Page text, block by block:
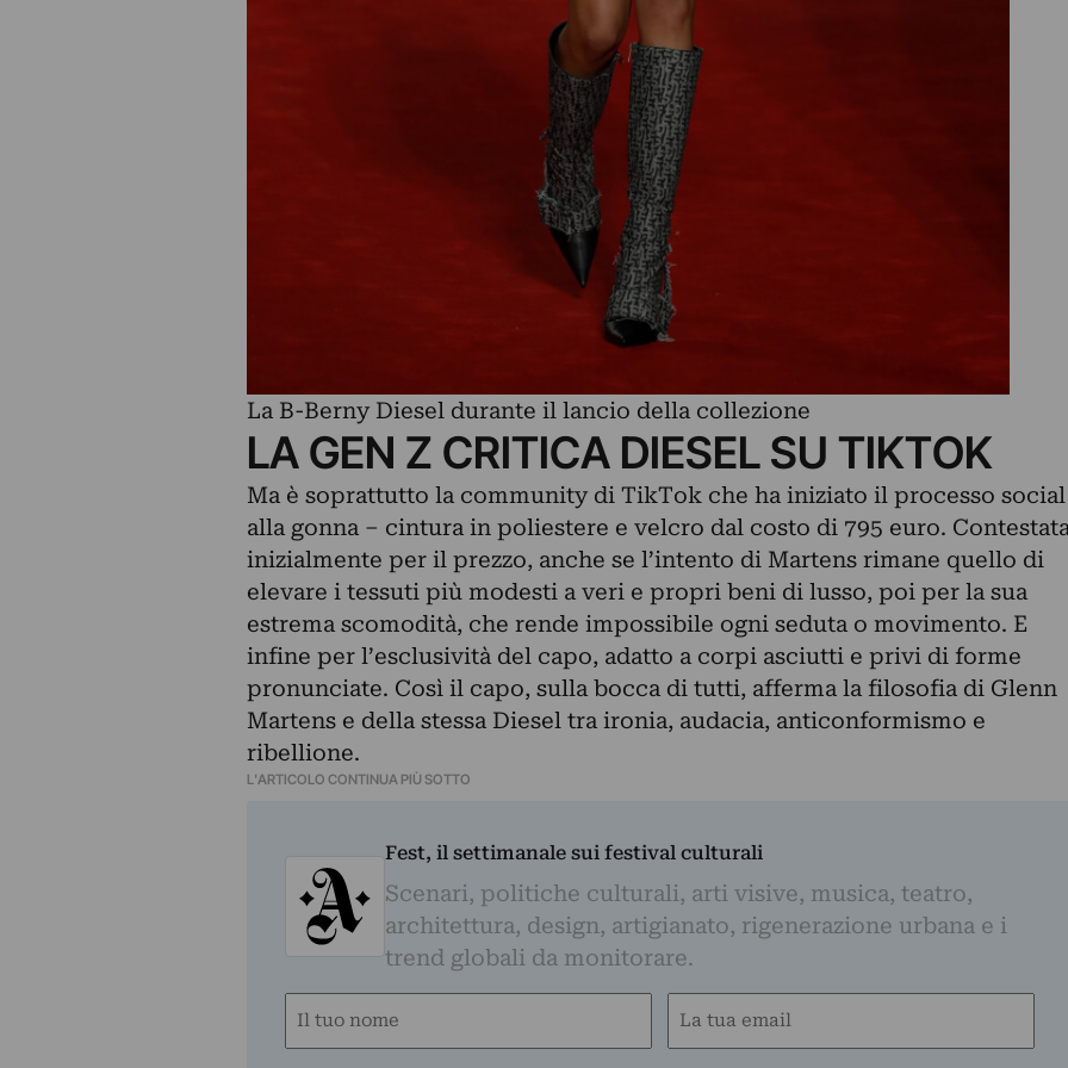
La B-Berny Diesel durante il lancio della collezione
LA GEN Z CRITICA DIESEL SU TIKTOK
Ma è soprattutto la community di TikTok che ha iniziato il processo social
alla gonna – cintura in poliestere e velcro dal costo di 795 euro.
inizialmente per il prezzo, anche se l’intento di Martens rimane quello di
elevare i tessuti più modesti a veri e propri beni di lusso, poi per la sua
estrema scomodità, che rende impossibile ogni seduta o movimento. E
infine per l’esclusività del capo, adatto a corpi asciutti e privi di forme
pronunciate. Così il capo, sulla bocca di tutti, afferma la filosofia di Glenn
Martens e della stessa Diesel tra ironia, audacia, anticonformismo e
ribellione.
L'ARTICOLO CONTINUA PIÙ SOTTO
Fest, il settimanale sui festival culturali
Scenari, politiche culturali, arti visive, musica, teatro,
architettura, design, artigianato, rigenerazione urbana e i
trend globali da monitorare.
Nome
Email